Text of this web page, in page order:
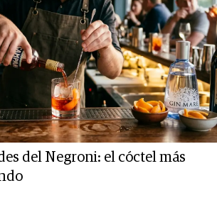
del Negroni: el cóctel más